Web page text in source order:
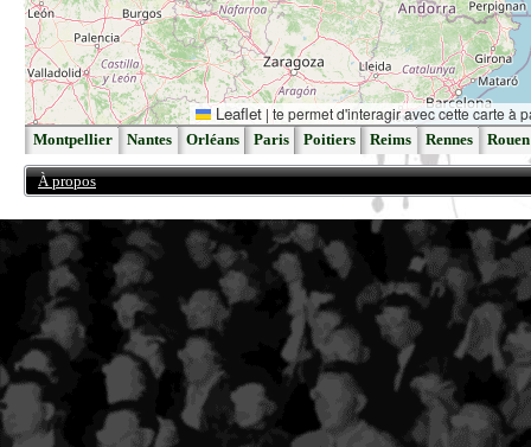
Leaflet | te permet d'interagir avec cette carte à
Montpellier Nantes Orléans Paris Poitiers Reims Rennes Rouen
À propos